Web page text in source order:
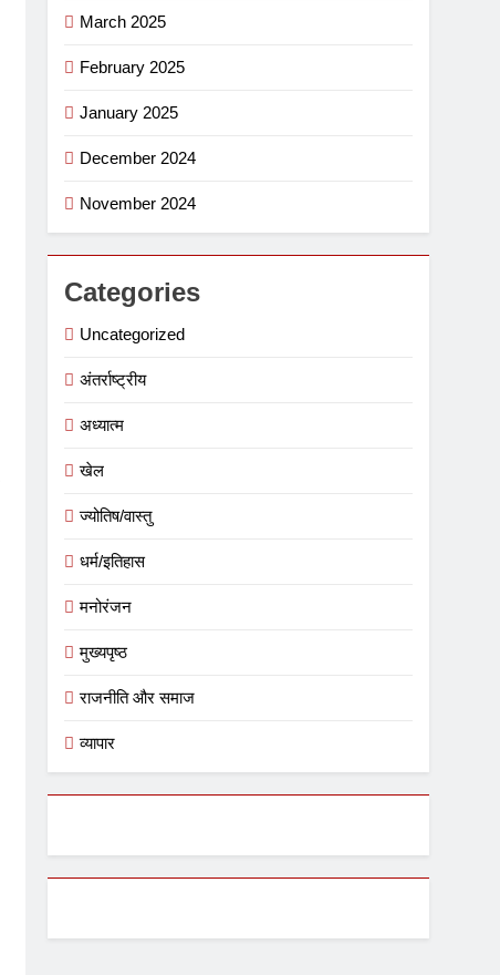
March 2025
February 2025
January 2025
December 2024
November 2024
Categories
Uncategorized
अंतर्राष्ट्रीय
अध्यात्म
खेल
ज्योतिष/वास्तु
धर्म/इतिहास
मनोरंजन
मुख्यपृष्ठ
राजनीति और समाज
व्यापार